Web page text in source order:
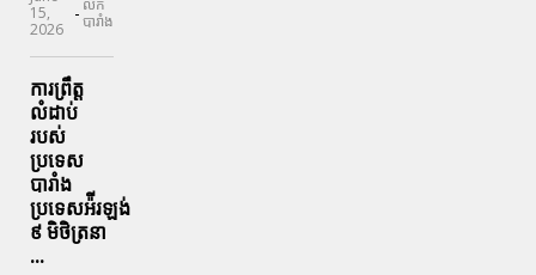
15,
2026
- លីក
បារាំង
ការព្រឹត្ត
លំដាប់
របស់
ប្រទេស
បារាំង
ប្រទេសអ៉ីរឡង់
៩ មិថិត្រនា
...